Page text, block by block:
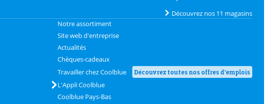
Découvrez nos 11 magasins
Notre assortiment
Site web d'entreprise
Actualités
Chèques-cadeaux
Travailler chez Coolblue
Découvrez toutes nos offres d'emplois
L'Appli Coolblue
Coolblue Pays-Bas